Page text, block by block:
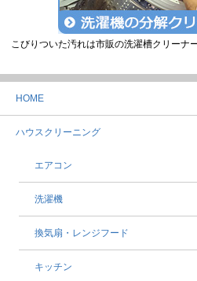
こびりついた汚れは市販の洗濯槽クリーナ
HOME
ハウスクリーニング
エアコン
洗濯機
換気扇・レンジフード
キッチン